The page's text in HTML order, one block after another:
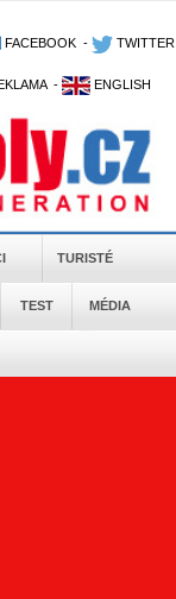
FACEBOOK - TWITTER
- ENGLISH
TURISTÉ
TEST MÉDIA